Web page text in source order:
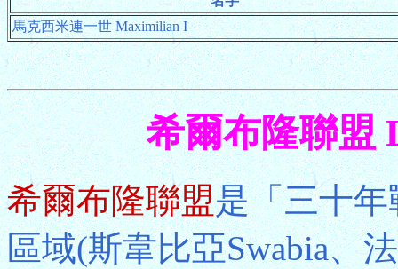
馬克西米連一世 Maximilian I
希爾布隆聯盟
希爾布隆聯盟是「三十
區域(斯韋比亞Swabia、